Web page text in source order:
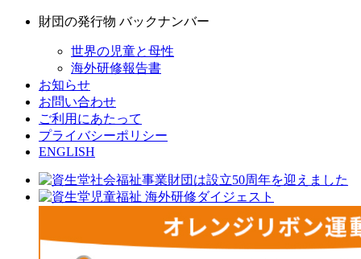
財団の発行物 バックナンバー
世界の児童と母性
海外研修報告書
お知らせ
お問い合わせ
ご利用にあたって
プライバシーポリシー
ENGLISH